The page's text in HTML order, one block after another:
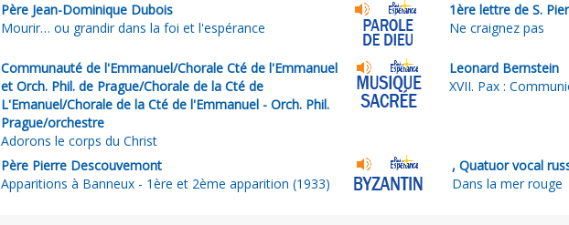
Père Jean-Dominique Dubois
Mourir… ou grandir dans la foi et l'espérance
1ère lettre de S.
Ne craignez pas
Communauté de l'Emmanuel/Chorale Cté de l'Emmanuel
et Orch. Phil. de Prague/Chorale de la Cté de
L'Emanuel/Chorale de la Cté de l'Emmanuel - Orch. Phil.
Prague/orchestre
Adorons le corps du Christ
Leonard Bernstein
XVII. Pax :
Père Pierre Descouvemont
Apparitions à Banneux - 1ère et 2ème apparition (1933)
, Quatuor vocal
Dans la mer rouge